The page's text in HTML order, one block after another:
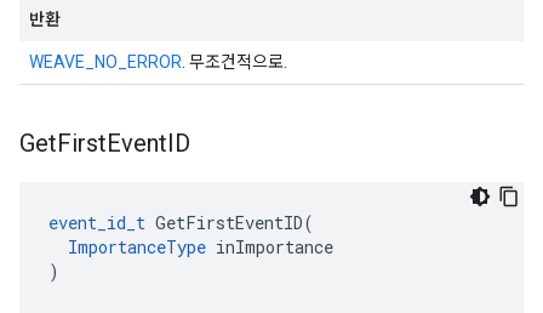
반환
WEAVE_NO_ERROR . 무조건적으로.
GetFirstEventID
event_id_t GetFirstEventID(
ImportanceType inImportance
)